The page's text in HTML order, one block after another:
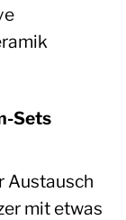
Sets
Austausch
mit etwas